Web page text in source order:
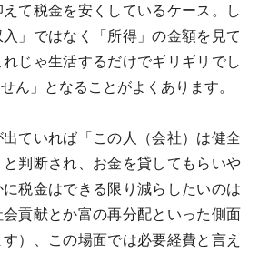
て税金を安くしているケース。し
」ではなく「所得」の金額を見て
じゃ生活するだけでギリギリでし
ん」となることがよくあります。
ていれば「この人（会社）は健全
判断され、お金を貸してもらいや
税金はできる限り減らしたいのは
貢献とか富の再分配といった側面
）、この場面では必要経費と言え